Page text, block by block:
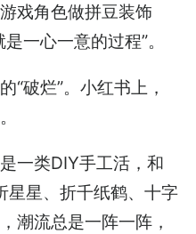
戏角色做拼豆装饰
一心一意的过程”。
“破烂”。小红书上，
一类DIY手工活，和
星、折千纸鹤、十字
潮流总是一阵一阵，